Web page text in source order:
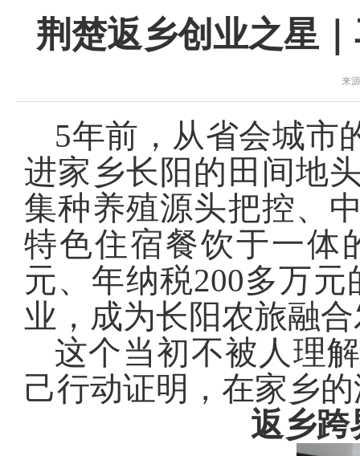
荆楚返乡创业之星
来
5年前，从省会城市
进家乡长阳的田间地
集种养殖源头把控、
特色住宿餐饮于一体
元、年纳税200多万
业，成为长阳农旅融
这个当初不被人理
己行动证明，在家乡
返乡跨